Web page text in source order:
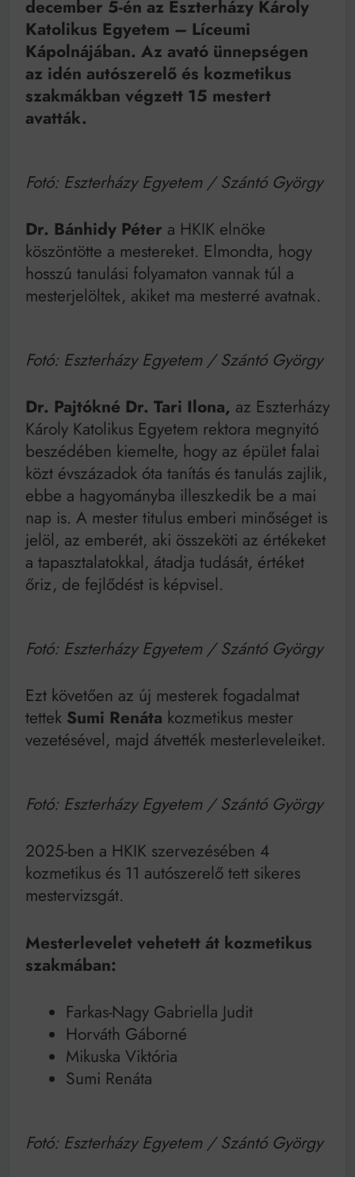
december 5-én az Eszterházy Károly
Katolikus Egyetem – Líceumi
Kápolnájában. Az avató ünnepségen
az idén autószerelő és kozmetikus
szakmákban végzett 15 mestert
avatták.
Fotó: Eszterházy Egyetem / Szántó György
Dr. Bánhidy Péter a HKIK elnöke
köszöntötte a mestereket. Elmondta, hogy
hosszú tanulási folyamaton vannak túl a
mesterjelöltek, akiket ma mesterré avatnak.
Fotó: Eszterházy Egyetem / Szántó György
Dr. Pajtókné Dr. Tari Ilona, az Eszterházy
Károly Katolikus Egyetem rektora megnyitó
beszédében kiemelte, hogy az épület falai
közt évszázadok óta tanítás és tanulás zajlik,
ebbe a hagyományba illeszkedik be a mai
nap is. A mester titulus emberi minőséget is
jelöl, az emberét, aki összeköti az értékeket
a tapasztalatokkal, átadja tudását, értéket
őriz, de fejlődést is képvisel.
Fotó: Eszterházy Egyetem / Szántó György
Ezt követően az új mesterek fogadalmat
tettek Sumi Renáta kozmetikus mester
vezetésével, majd átvették mesterleveleiket.
Fotó: Eszterházy Egyetem / Szántó György
2025-ben a HKIK szervezésében 4
kozmetikus és 11 autószerelő tett sikeres
mestervizsgát.
Mesterlevelet vehetett át kozmetikus
szakmában:
Farkas-Nagy Gabriella Judit
Horváth Gáborné
Mikuska Viktória
Sumi Renáta
Fotó: Eszterházy Egyetem / Szántó György